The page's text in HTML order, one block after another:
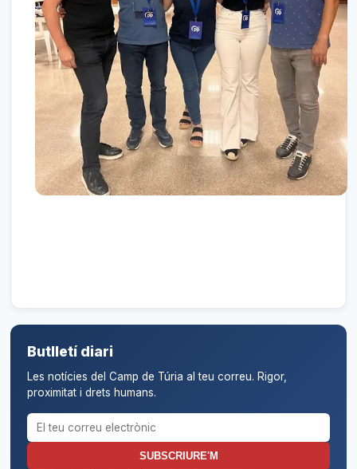
Butlletí diari
Les notícies del Camp de Túria al teu correu. Rigor,
proximitat i drets humans.
Correu electrònic per al butlletí
SUBSCRIURE'M